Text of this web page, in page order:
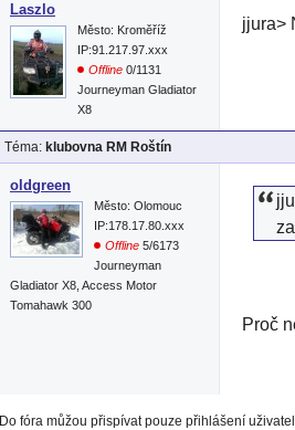
Laszlo
Město: Kroměříž
IP:91.217.97.xxx
Offline 0/1131
Journeyman Gladiator
X8
jjura>
Téma: klubovna RM Roštín
oldgreen
Město: Olomouc
IP:178.17.80.xxx
Offline 5/6173
Journeyman
Gladiator X8, Access Motor
Tomahawk 300
Proč
Do fóra můžou přispívat pouze přihlášení